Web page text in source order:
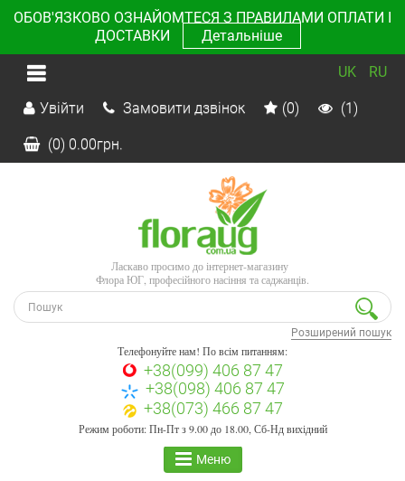
ОБОВ'ЯЗКОВО ОЗНАЙОМТЕСЯ З ПРАВИЛАМИ ОПЛАТИ І
ДОСТАВКИ
Детальніше
UK RU
Увійти Замовити дзвінок (0) (1)
(0) 0.00грн.
Ласкаво просимо до інтернет-магазину
Флора ЮГ, професійного насіння та саджанців.
Розширений пошук
Телефонуйте нам! По всім питанням:
+38(099) 406 87 47
+38(098) 406 87 47
+38(073) 466 87 47
Режим роботи: Пн-Пт з 9.00 до 18.00, Сб-Нд вихідний
Меню